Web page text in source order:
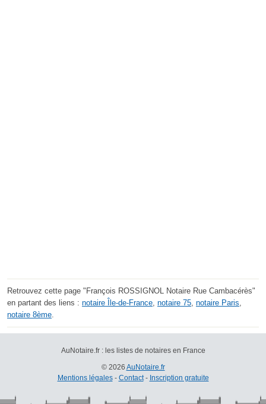
Retrouvez cette page "François ROSSIGNOL Notaire Rue Cambacérès"
en partant des liens : notaire Île-de-France notaire 75 notaire Paris
notaire 8ème
AuNotaire.fr : les listes de notaires en France
© 2026 AuNotaire.fr
Mentions légales- Contact- Inscription gratuite